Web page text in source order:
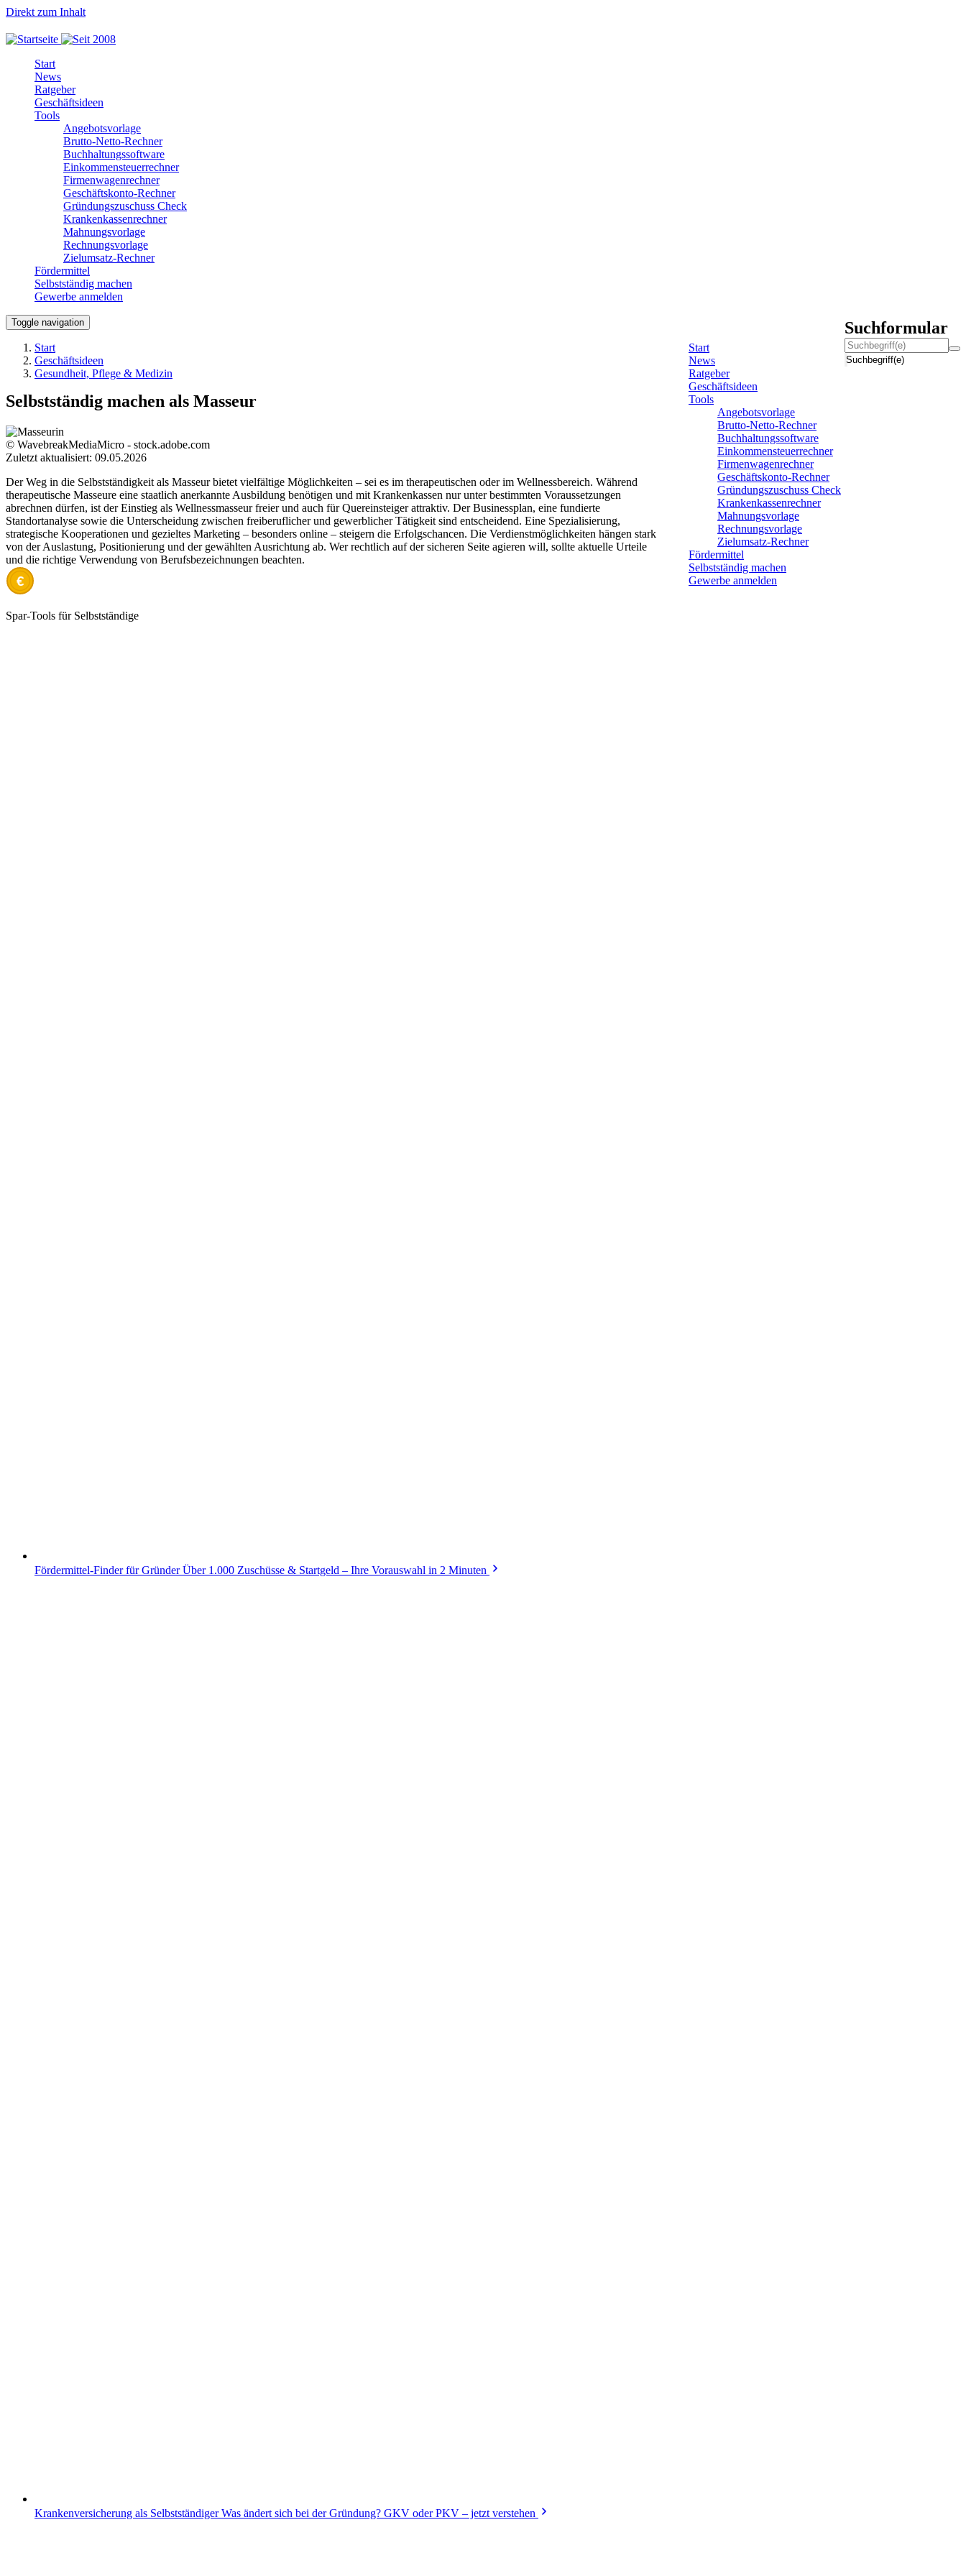
Direkt zum Inhalt
Start
News
Ratgeber
Geschäftsideen
Tools
Angebotsvorlage
Brutto-Netto-Rechner
Buchhaltungssoftware
Einkommensteuerrechner
Firmenwagenrechner
Geschäftskonto-Rechner
Gründungszuschuss Check
Krankenkassenrechner
Mahnungsvorlage
Rechnungsvorlage
Zielumsatz-Rechner
Fördermittel
Selbstständig machen
Gewerbe anmelden
Suchformular
Suchbegriff(e)
Toggle navigation
Start
News
Ratgeber
Geschäftsideen
Tools
Angebotsvorlage
Brutto-Netto-Rechner
Buchhaltungssoftware
Einkommensteuerrechner
Firmenwagenrechner
Geschäftskonto-Rechner
Gründungszuschuss Check
Krankenkassenrechner
Mahnungsvorlage
Rechnungsvorlage
Zielumsatz-Rechner
Fördermittel
Selbstständig machen
Gewerbe anmelden
Start
Geschäftsideen
Gesundheit, Pflege & Medizin
Selbstständig machen als Masseur
© WavebreakMediaMicro - stock.adobe.com
Zuletzt aktualisiert: 09.05.2026
Der Weg in die Selbstständigkeit als Masseur bietet vielfältige Möglichkeiten – sei es im therapeutischen oder im Wellnessbereich. Während
therapeutische Masseure eine staatlich anerkannte Ausbildung benötigen und mit Krankenkassen nur unter bestimmten Voraussetzungen
abrechnen dürfen, ist der Einstieg als Wellnessmasseur freier und auch für Quereinsteiger attraktiv. Der Businessplan, eine fundierte
Standortanalyse sowie die Unterscheidung zwischen freiberuflicher und gewerblicher Tätigkeit sind entscheidend. Eine Spezialisierung,
strategische Kooperationen und gezieltes Marketing – besonders online – steigern die Erfolgschancen. Die Verdienstmöglichkeiten hängen stark
von der Auslastung, Positionierung und der gewählten Ausrichtung ab. Wer rechtlich auf der sicheren Seite agieren will, sollte aktuelle Urteile
und die richtige Verwendung von Berufsbezeichnungen beachten.
€
Spar-Tools für Selbstständige
Fördermittel-Finder für Gründer Über 1.000 Zuschüsse & Startgeld – Ihre Vorauswahl in 2 Minuten
Krankenversicherung als Selbstständiger Was ändert sich bei der Gründung? GKV oder PKV – jetzt verstehen